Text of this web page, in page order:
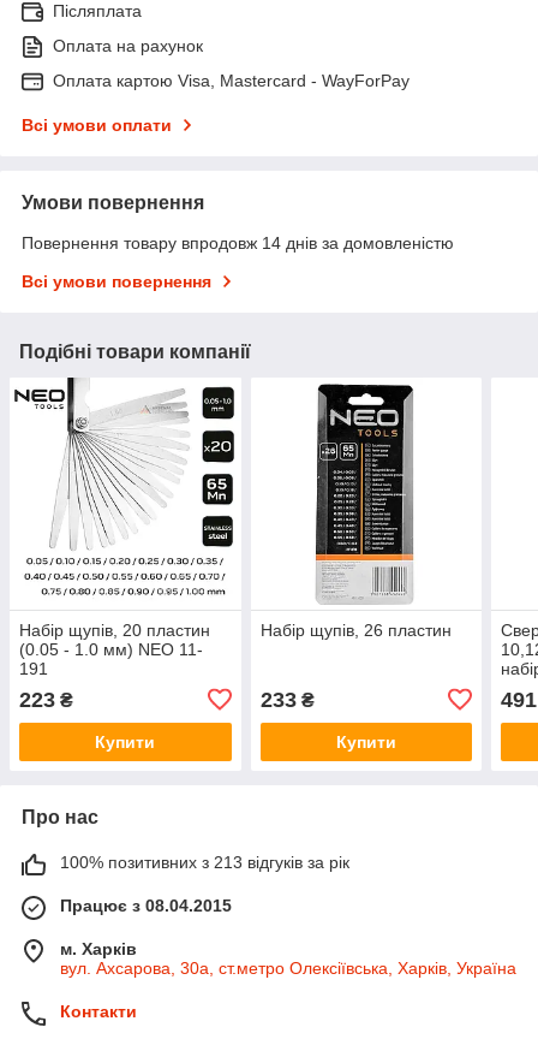
Післяплата
Оплата на рахунок
Оплата картою Visa, Mastercard - WayForPay
Всі умови оплати
Умови повернення
Повернення товару впродовж 14 днів за домовленістю
Всі умови повернення
Подібні товари компанії
Набір щупів, 20 пластин
(0.05 - 1.0 мм) NEO 11-
191
223 ₴
Купити
Набір щупів, 26 пластин
233₴
Купити
491
Про нас
100% позитивних з 213 відгуків за рік
Працює з 08.04.2015
м. Харків
вул. Ахсарова, 30а, ст.метро Олексіївська, Харків, Україна
Контакти